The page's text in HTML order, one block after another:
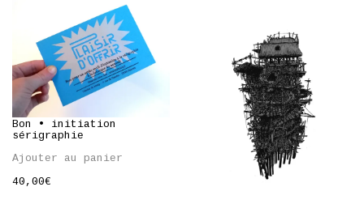
Bon • initiation
sérigraphie
Ajouter au panier
40,00€